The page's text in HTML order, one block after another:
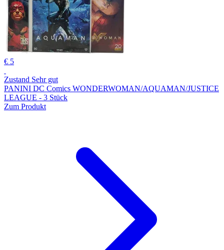
€ 5
Zustand Sehr gut
PANINI DC Comics WONDERWOMAN/AQUAMAN/JUSTICE
LEAGUE - 3 Stück
Zum Produkt